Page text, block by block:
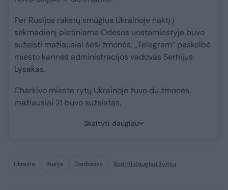
Per Rusijos raketų smūgius Ukrainoje naktį į
sekmadienį pietiniame Odesos uostamiestyje buvo
sužeisti mažiausiai šeši žmonės, „Telegram“ paskelbė
miesto karinės administracijos vadovas Serhijus
Lysakas.
Charkivo mieste rytų Ukrainoje žuvo du žmonės,
mažiausiai 21 buvo sužeistas.
Skaityti daugiau
Ukraina Rusija Donbasas Rodyti daugiau žymių